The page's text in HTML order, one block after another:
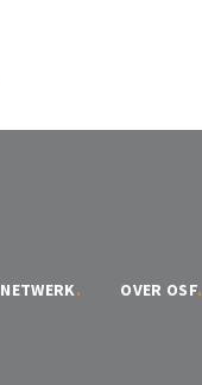
NETWERK. OVER OSF.